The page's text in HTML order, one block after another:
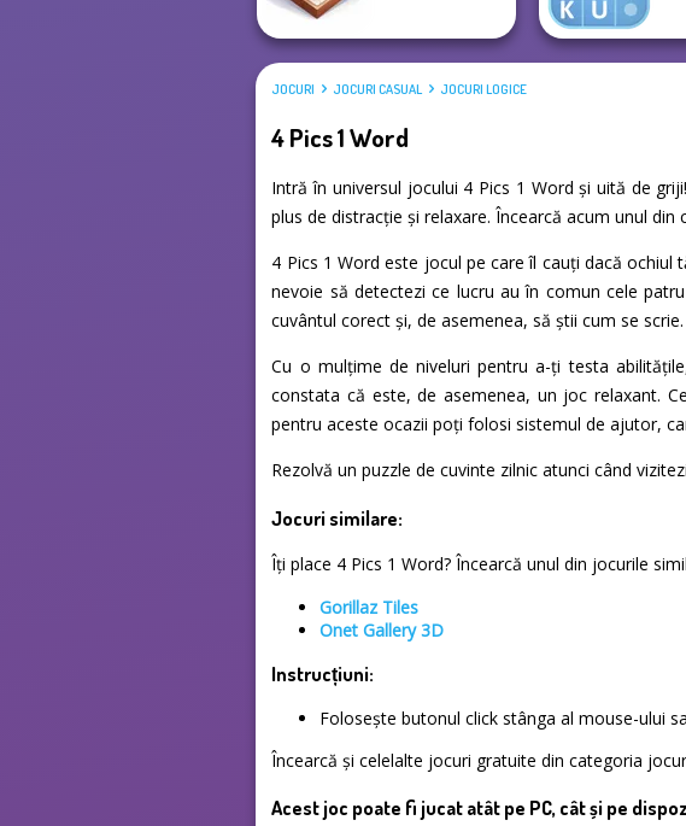
JOCURI JOCURI CASUAL JOCURI LOGICE
4 Pics 1 Word
Intră în universul jocului 4 Pics 1 Word și uită de
plus de distracție și relaxare. Încearcă acum unul din
4 Pics 1 Word este jocul pe care îl cauți dacă
nevoie să detectezi ce lucru au în comun cele
cuvântul corect și, de asemenea, să știi cum se
Cu o mulțime de niveluri pentru a-ți testa
constata că este, de asemenea, un joc relaxant.
pentru aceste ocazii poți folosi sistemul de ajutor,
Rezolvă un puzzle de cuvinte zilnic atunci când
Jocuri similare:
Îți place 4 Pics 1 Word? Încearcă unul din jocurile
Gorillaz Tiles
Onet Gallery 3D
Instrucțiuni:
Folosește butonul click stânga al mouse-ului
Încearcă și celelalte jocuri gratuite din categoria
Acest joc poate fi jucat atât pe PC, cât și pe